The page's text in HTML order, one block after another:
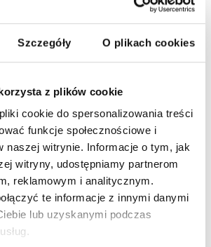
Szczegóły O plikach cookies
z plików cookie
cookie do spersonalizowania treści
funkcje społecznościowe i
naszej witrynie. Informacje o tym, jak
witryny, udostępniamy partnerom
reklamowym i analitycznym.
te informacje z innymi danymi
lub uzyskanymi podczas
urodzinowe było wyjątkowe z
pierwsze w gronie solenizantów